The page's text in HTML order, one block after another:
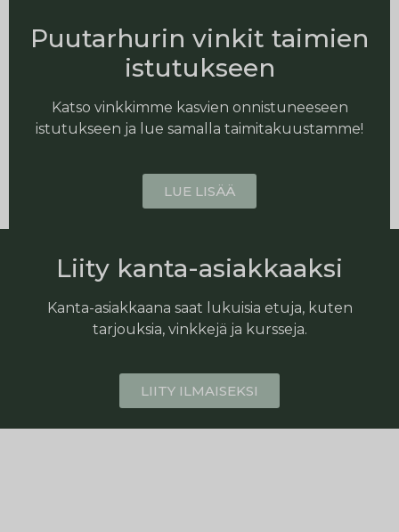
Puutarhurin vinkit taimien
istutukseen
Katso vinkkimme kasvien onnistuneeseen
istutukseen ja lue samalla taimitakuustamme!
LUE LISÄÄ
Liity kanta-asiakkaaksi
Kanta-asiakkaana saat lukuisia etuja, kuten
tarjouksia, vinkkejä ja kursseja.
LIITY ILMAISEKSI